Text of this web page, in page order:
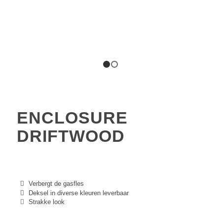
ENCLOSURE
DRIFTWOOD
Verbergt de gasfles
Deksel in diverse kleuren leverbaar
Strakke look